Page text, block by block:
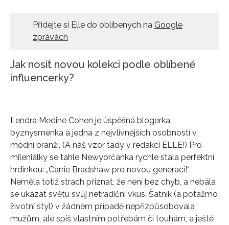
Přidejte si Elle do oblíbených na Google
zprávách
Jak nosit novou kolekci podle oblíbené
influencerky?
Lendra Medine Cohen je úspěšná blogerka,
byznysmenka a jedna z nejvlivnějších osobností v
módní branži. (A náš vzor tady v redakci ELLE!) Pro
mileniálky se tahle Newyorčanka rychle stala perfektní
hrdinkou: „Carrie Bradshaw pro novou generaci!“
Neměla totiž strach přiznat, že není bez chyb, a nebála
se ukázat světu svůj netradiční vkus. Šatník (a potažmo
životní styl) v žádném případě nepřizpůsobovala
mužům, ale spíš vlastním potřebám či touhám, a ještě